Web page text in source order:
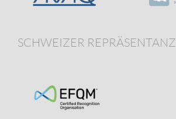
SCHWEIZER REPRÄSENTANZ